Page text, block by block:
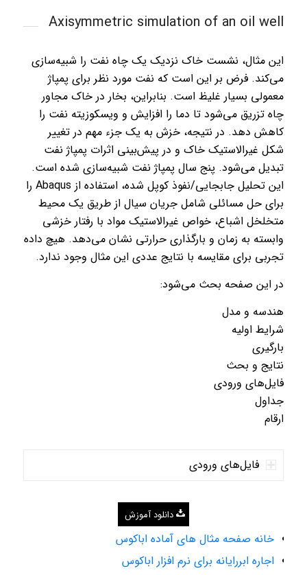
Axisymmetric simulation of an oil well
این مثال، نشست خاک نزدیک یک چاه نفت را شبیه‌سازی
می‌کند. فرض بر این است که نفت مورد نظر برای پمپاژ
معمولی بسیار غلیظ است. بنابراین، بخار در خاک مجاور
چاه تزریق می‌شود تا دما را افزایش و ویسکوزیته نفت را
کاهش دهد. در نتیجه، خزش به یک جزء مهم در تغییر
شکل غیرالاستیک خاک و در پیش‌بینی اثرات پمپاژ نفت
تبدیل می‌شود. پنج سال پمپاژ نفت شبیه‌سازی شده است.
این تحلیل جابجایی/نفوذ کوپل شده، استفاده از Abaqus را
برای حل مسائلی شامل جریان سیال از طریق یک محیط
متخلخل اشباع، خواص غیرالاستیک مواد با رفتار خزشی
وابسته به زمان و بارگذاری حرارتی نشان می‌دهد. هیچ داده
تجربی برای مقایسه با نتایج عددی این مثال وجود ندارد.
در این صفحه بحث می‌شود:
هندسه و مدل
شرایط اولیه
بارگیری
نتایج و بحث
فایل‌های ورودی
جداول
ارقام
فایل‌های ورودی
دانلود آموزش
خانه صفحه مثال های آماده اباکوس
اجاره ابررایانه برای نرم افزار اباکوس